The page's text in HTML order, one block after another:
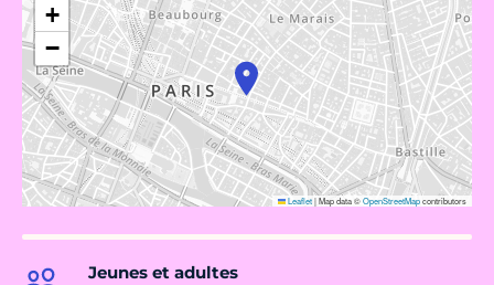
+
−
Leaflet|Map data ©OpenStreetMapcontributors
Jeunes et adultes